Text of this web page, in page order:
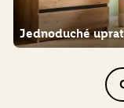
Jednoduché